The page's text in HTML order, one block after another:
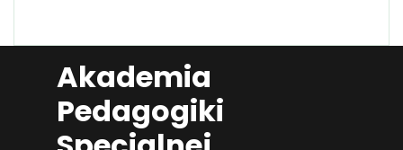
Akademia
Pedagogiki